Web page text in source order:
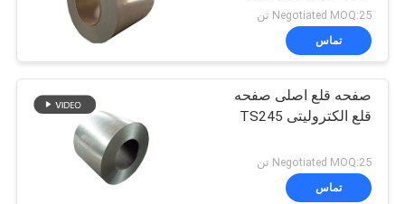
SPTE TFS
Negotiated MOQ:25 تن
تماس
صفحه قلع اصلی صفحه
قلع الکترولیتی TS245
Negotiated MOQ:25 تن
تماس